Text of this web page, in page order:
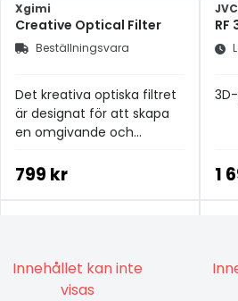
Xgimi
Creative Optical Filter
Beställningsvara
Det kreativa optiska filtret
är designat för att skapa
en omgivande och
799 kr
JVC
RF
1
Innehållet kan inte
visas